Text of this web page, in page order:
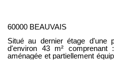
60000 BEAUVAIS
Situé au dernier étage d'une
d'environ 43 m² comprenant
aménagée et partiellement